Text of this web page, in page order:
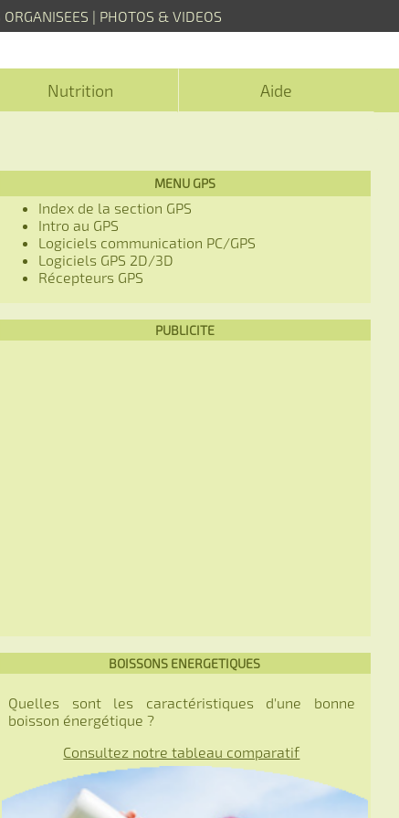
ORGANISEES | PHOTOS & VIDEOS
Nutrition Aide
MENU GPS
Index de la section GPS
Intro au GPS
Logiciels communication PC/GPS
Logiciels GPS 2D/3D
Récepteurs GPS
PUBLICITE
BOISSONS ENERGETIQUES
Quelles sont les caractéristiques d'une bonne
boisson énergétique ?
Consultez notre tableau comparatif